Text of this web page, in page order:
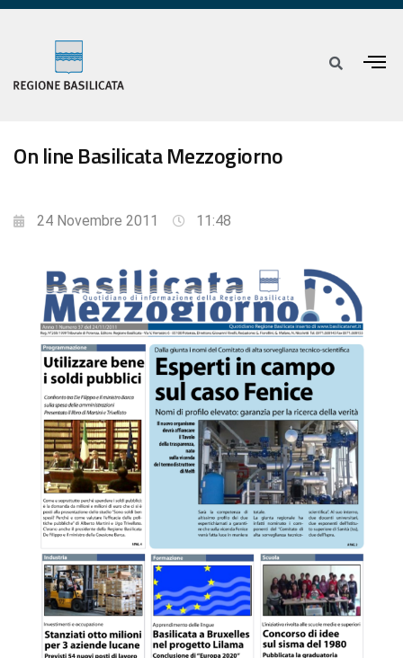
On line Basilicata Mezzogiorno
24 Novembre 2011 11:48